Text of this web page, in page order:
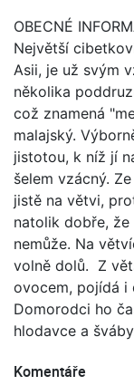
OBECNÉ
Největší
Asii, je už svým
několika
což znamená
malajský.
jistotou, k níž jí
šelem vzácný.
jistě na větvi,
natolik dobře,
nemůže. Na
volně dolů. Z
ovocem, pojídá i
Domorodci ho
hlodavce a
Komentáře